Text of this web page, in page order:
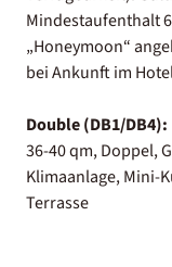
Mindestaufenthalt
„Honeymoon“
bei Ankunft im
Double (DB1/DB4):
36-40 qm, Doppel,
Klimaanlage, Mini-
Terrasse